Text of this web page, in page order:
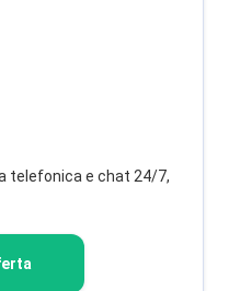
telefonica e chat 24/7,